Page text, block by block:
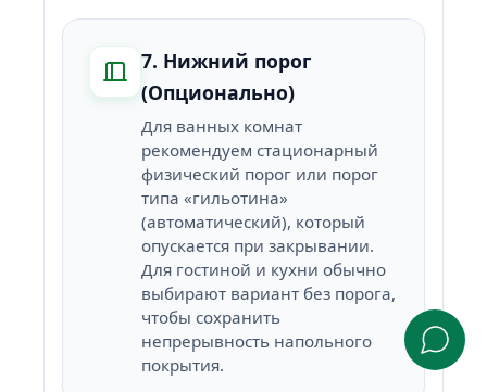
7. Нижний порог
(Опционально)
Для ванных комнат
рекомендуем стационарный
физический порог или порог
типа «гильотина»
(автоматический), который
опускается при закрывании.
Для гостиной и кухни обычно
выбирают вариант без порога,
чтобы сохранить
непрерывность напольного
покрытия.